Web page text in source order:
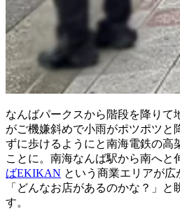
なんばパークスから階段を降りて
がご機嫌斜めで小雨がポツポツと
ずに歩けるようにと南海電鉄の高
ことに。南海なんば駅から南へと
ばEKIKAN という商業エリアが広
「どんなお店があるのかな？」と
す。